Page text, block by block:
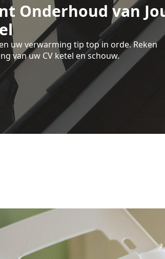
Onderhoud van
uw verwarming tip top in orde. Reken
van uw CV ketel en schouw.